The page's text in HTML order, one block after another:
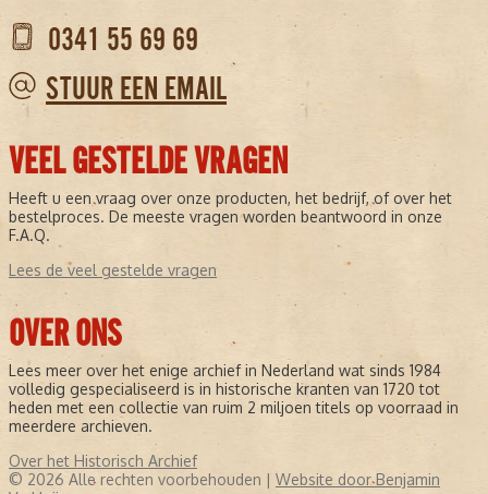
0341 55 69 69
STUUR EEN EMAIL
VEEL GESTELDE VRAGEN
Heeft u een vraag over onze producten, het bedrijf, of over het
bestelproces. De meeste vragen worden beantwoord in onze
F.A.Q.
Lees de veel gestelde vragen
OVER ONS
Lees meer over het enige archief in Nederland wat sinds 1984
volledig gespecialiseerd is in historische kranten van 1720 tot
heden met een collectie van ruim 2 miljoen titels op voorraad in
meerdere archieven.
Over het Historisch Archief
© 2026 Alle rechten voorbehouden | Website door Benjamin